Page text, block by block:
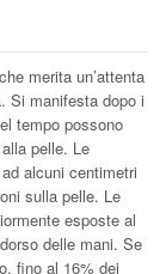
merita un’attenta
Si manifesta dopo i
tempo possono
pelle. Le
alcuni centimetri
sulla pelle. Le
esposte al
delle mani. Se
fino al 16% dei